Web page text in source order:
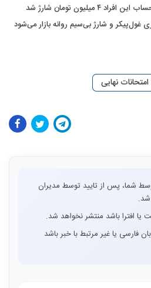
میلیون تومان شارژ شد
امتحانات نهایی
شما، پس از تایید توسط مدیران
یا افترا باشد منتشر نخواهد شد.
فارسی یا غیر مرتبط با خبر باشد